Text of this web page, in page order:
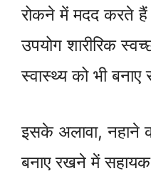
रोकने में मदद करते
उपयोग शारीरिक
स्वास्थ्य को भी
इसके अलावा, नहाने
बनाए रखने में